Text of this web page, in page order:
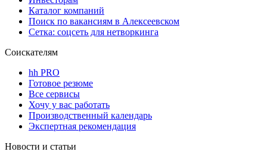
Каталог компаний
Поиск по вакансиям в Алексеевском
Сетка: соцсеть для нетворкинга
Соискателям
hh PRO
Готовое резюме
Все сервисы
Хочу у вас работать
Производственный календарь
Экспертная рекомендация
Новости и статьи